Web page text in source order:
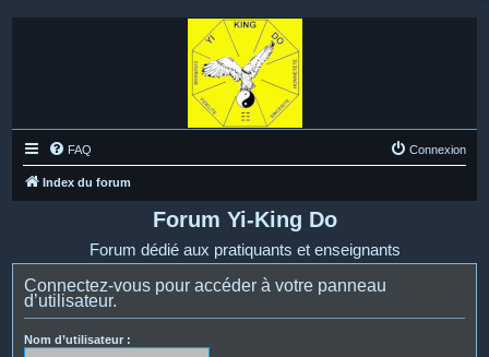
FAQ Connexion
Index du forum
Forum Yi-King Do
Forum dédié aux pratiquants et enseignants
Connectez-vous pour accéder à votre panneau
d’utilisateur.
Nom d’utilisateur :